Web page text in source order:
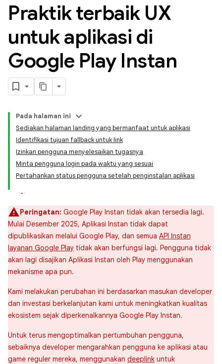
Praktik terbaik UX
untuk aplikasi di
Google Play Instan
Pada halaman ini
Sediakan halaman landing yang bermanfaat untuk aplikasi
Identifikasi tujuan fallback untuk link
Izinkan pengguna menyelesaikan tugasnya
Minta pengguna login pada waktu yang sesuai
Pertahankan status pengguna setelah penginstalan aplikasi
Peringatan: Google Play Instan tidak akan tersedia lagi.
Mulai Desember 2025, Aplikasi Instan tidak dapat
dipublikasikan melalui Google Play, dan semua API Instan
layanan Google Play tidak akan berfungsi lagi. Pengguna tidak
akan lagi disajikan Aplikasi Instan oleh Play menggunakan
mekanisme apa pun.
Kami melakukan perubahan ini berdasarkan masukan developer
dan investasi berkelanjutan kami untuk meningkatkan kualitas
ekosistem sejak diperkenalkannya Google Play Instan.
Untuk terus mengoptimalkan pertumbuhan pengguna,
sebaiknya developer mengarahkan pengguna ke aplikasi atau
game reguler mereka, menggunakan deeplink untuk